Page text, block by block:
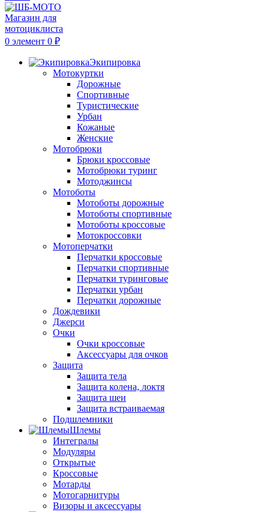
0 элемент 0 ₽
Экипировка
Мотокуртки
Дорожные
Спортивные
Туристические
Урбан
Кожаные
Женские
Мотобрюки
Брюки кроссовые
Мотобрюки туринг
Мотоджинсы
Мотоботы
Мотоботы дорожные
Мотоботы спортивные
Мотоботы кроссовые
Мотокроссовки
Мотоперчатки
Перчатки кроссовые
Перчатки спортивные
Перчатки туринговые
Перчатки урбан
Перчатки дорожные
Дождевики
Джерси
Очки
Очки кроссовые
Аксессуары для очков
Защита
Защита тела
Защита колена, локтя
Защита шеи
Защита встраиваемая
Подшлемники
Шлемы
Интегралы
Модуляры
Открытые
Кроссовые
Мотарды
Мотогарнитуры
Визоры и аксессуары